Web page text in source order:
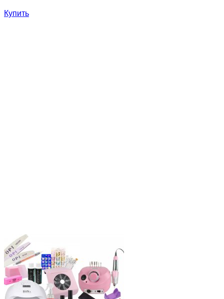
Купить